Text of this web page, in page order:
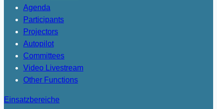
Agenda
Participants
Projectors
Autopilot
Committees
Video Livestream
Other Functions
Einsatzbereiche